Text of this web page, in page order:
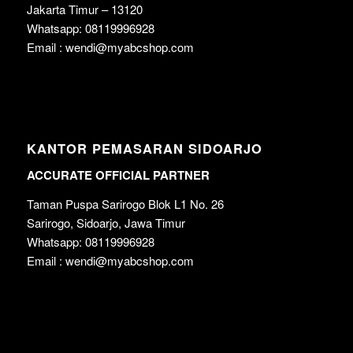
Jakarta Timur – 13120
Whatsapp: 08119996928
Email : wendi@myabcshop.com
KANTOR PEMASARAN SIDOARJO
ACCURATE OFFICIAL PARTNER
Taman Puspa Sarirogo Blok L1 No. 26
Sarirogo, Sidoarjo, Jawa Timur
Whatsapp: 08119996928
Email : wendi@myabcshop.com